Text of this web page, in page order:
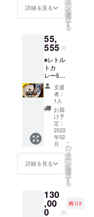
レー）
・昼飯
ジナル
ステッ
カー1枚
＜完成
までの
プロセ
スを公
開・共
有＞ ・
支援者
限定
facebo
okグ
ループ
（任意
参加）
へご招
待 【並
木海苔
いて】
創業70
年、海
苔問屋
は店頭
で受け
・レト
ルトカ
レー4食
分（海
苔チキ
ンカ
レー2食
分、チ
キンカ
レー2食
分）
※賞味期
限は、
製造か
ら1年と
す。 ・
昼飯屋
ナルス
テッ
カー1枚
＜完成
メール
にてご
氏名は
グルー
承認時
の照合
用に使
用しま
す）。
アカウ
ントを
お持ち
でない
方は
「な
し」と
くださ
い。
※twitter
amアカ
ウント
をお持
セット
（※黒酢
にスパ
漬け込
んで熟
成をか
けたオ
リジナ
ルの香
草ビネ
ガーで
す） ＜
レトル
トカ
レー完
お届け
＞ ・昼
カレー
30食分
（海苔
セット
数：お
子様 2
名ま
で、大
人 2名
まで
（※昼飯
屋にて
開催い
たしま
す。他
の場所
での開
催とな
る場合
には応
相談、
いただ
く形と
なりま
チキン
カレー1
食、チ
レー1
食） ・
昼飯屋
オリジ
ナルス
テッ
カー1枚
・感謝
の動画
を、心
を込め
て贈ら
せてい
ただき
ます。
＜完成
までの
有＞ ・
支援者
限定
詳細を見る ー
ン
を
選
択
す
る
55,
555 円
■レトル
トカ
レー50
食コー
ス お取
引先へ
の贈答
品や、
友人知
人への
プレゼ
ント
に！ 食
べるほ
ど元気
に、笑
るレト
ルトカ
レーを
支援
者：
1人
お届
け予
定：
2022
年02
月
詳細を見る
こ
の
リ
タ
ー
ン
を
選
択
す
る
130
,00
0 円
残り3